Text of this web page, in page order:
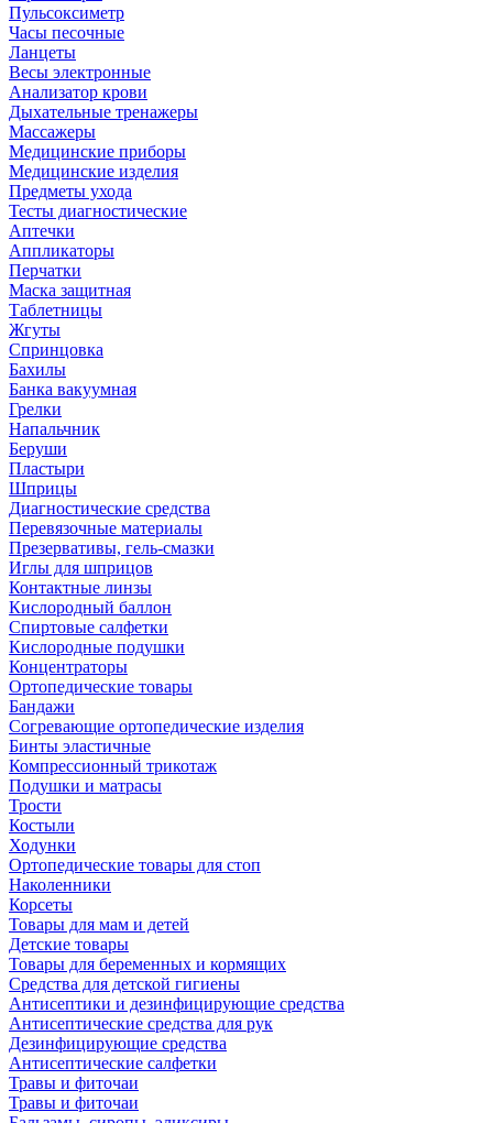
Пульсоксиметр
Часы песочные
Ланцеты
Весы электронные
Анализатор крови
Дыхательные тренажеры
Массажеры
Медицинские приборы
Медицинские изделия
Предметы ухода
Тесты диагностические
Аптечки
Аппликаторы
Перчатки
Маска защитная
Таблетницы
Жгуты
Спринцовка
Бахилы
Банка вакуумная
Грелки
Напальчник
Беруши
Пластыри
Шприцы
Диагностические средства
Перевязочные материалы
Презервативы, гель-смазки
Иглы для шприцов
Контактные линзы
Кислородный баллон
Спиртовые салфетки
Кислородные подушки
Концентраторы
Ортопедические товары
Бандажи
Согревающие ортопедические изделия
Бинты эластичные
Компрессионный трикотаж
Подушки и матрасы
Трости
Костыли
Ходунки
Ортопедические товары для стоп
Наколенники
Корсеты
Товары для мам и детей
Детские товары
Товары для беременных и кормящих
Средства для детской гигиены
Антисептики и дезинфицирующие средства
Антисептические средства для рук
Дезинфицирующие средства
Антисептические салфетки
Травы и фиточаи
Травы и фиточаи